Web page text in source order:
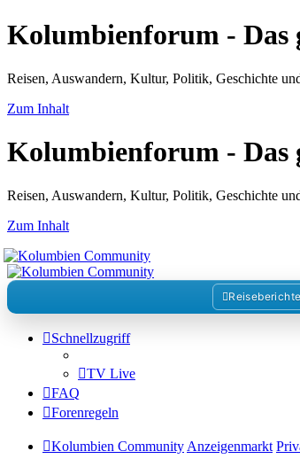
Kolumbienforum - Das
Reisen, Auswandern, Kultur, Politik, Geschichte
Zum Inhalt
Kolumbienforum - Das
Reisen, Auswandern, Kultur, Politik, Geschichte
Zum Inhalt
Reiseberichte
Schnellzugriff
TV Live
FAQ
Forenregeln
Kolumbien Community Anzeigenmarkt